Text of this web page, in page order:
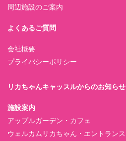
周辺施設のご案内
よくあるご質問
会社概要
プライバシーポリシー
リカちゃんキャッスルからのお知らせ
施設案内
アップルガーデン・カフェ
ウェルカムリカちゃん・エントランス